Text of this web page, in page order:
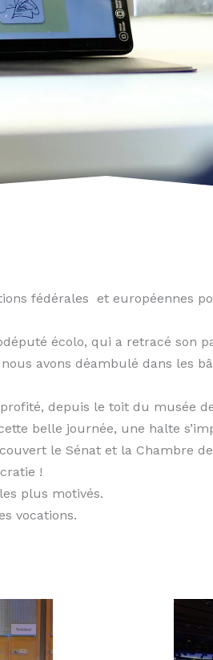
fédérales et européennes
écolo, qui a retracé son
avons déambulé dans les
depuis le toit du musée
belle journée, une halte
le Sénat et la Chambre
!
plus motivés.
vocations.